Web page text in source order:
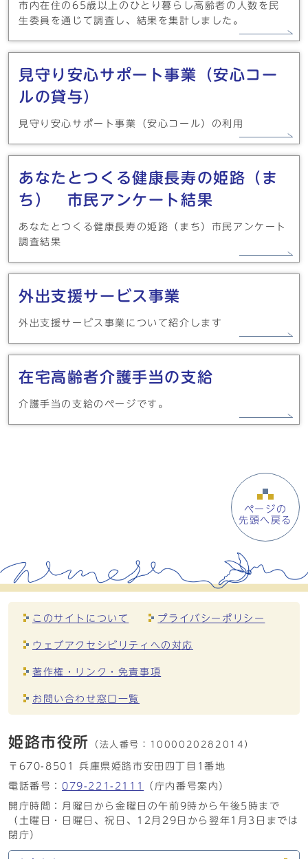
市内在住の65歳以上のひとり暮らし高齢者の人数を民
生委員を通じて調査し、結果を集計しました。
見守り安心サポート事業（安心コー
ルの貸与）
見守り安心サポート事業（安心コール）の利用
あなたとつくる健康長寿の姫路（ま
ち） 市民アンケート結果
あなたとつくる健康長寿の姫路（まち）市民アンケート
調査結果
外出支援サービス事業
外出支援サービス事業について紹介します
在宅高齢者介護手当の支給
介護手当の支給のページです。
ページの
先頭へ戻る
このサイトについて プライバシーポリシー
ウェブアクセシビリティへの対応
著作権・リンク・免責事項
お問い合わせ窓口一覧
姫路市役所 （法人番号： 1000020282014）
〒670-8501 兵庫県姫路市安田四丁目1番地
電話番号： 079-221-2111
（庁内番号案内）
開庁時間：月曜日から金曜日の午前9時から午後5時まで
（土曜日・日曜日、祝日、12月29日から翌年1月3日までは
閉庁）